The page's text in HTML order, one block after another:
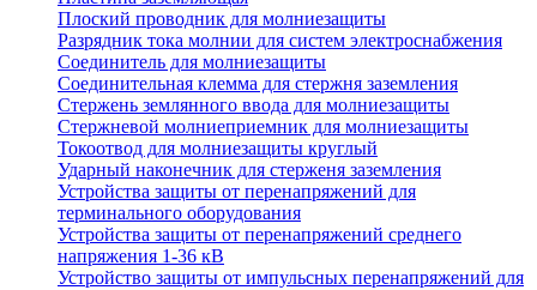
Плоский проводник для молниезащиты
Разрядник тока молнии для систем электроснабжения
Соединитель для молниезащиты
Соединительная клемма для стержня заземления
Стержень землянного ввода для молниезащиты
Стержневой молниеприемник для молниезащиты
Токоотвод для молниезащиты круглый
Ударный наконечник для стерженя заземления
Устройства защиты от перенапряжений для
терминального оборудования
Устройства защиты от перенапряжений среднего
напряжения 1-36 кВ
Устройство защиты от импульсных перенапряжений для